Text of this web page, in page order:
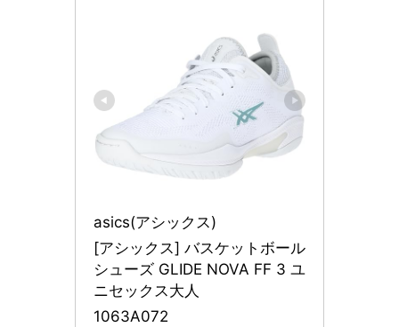
asics(アシックス)
[アシックス] バスケットボール
シューズ GLIDE NOVA FF 3 ユ
ニセックス大人
1063A072